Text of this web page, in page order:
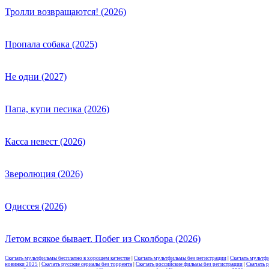
Тролли возвращаются! (2026)
Пропала собака (2025)
Не одни (2027)
Папа, купи песика (2026)
Касса невест (2026)
Зверолюция (2026)
Одиссея (2026)
Летом всякое бывает. Побег из Сколбора (2026)
Скачать мультфильмы бесплатно в хорошем качестве Скачать мультфильмы без регистрации Скачать
новинки 2025
Скачать русские сериалы без торрента Скачать российские фильмы без регистрации Скачать